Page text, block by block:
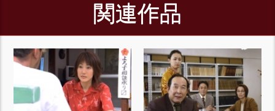
関連作品